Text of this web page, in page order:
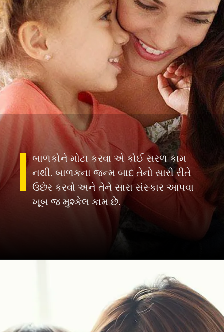
બાળકોને મોટા કરવા એ કોઈ સરળ કામ
નથી. બાળકના જન્મ બાદ તેનો સારી રીતે
ઉછેર કરવો અને તેને સારા સંસ્કાર આપવા